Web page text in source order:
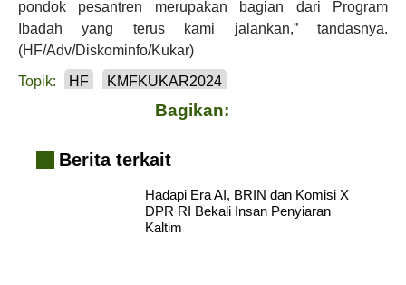
pondok pesantren merupakan bagian dari Program
Ibadah yang terus kami jalankan,” tandasnya.
(HF/Adv/Diskominfo/Kukar)
Topik: HF KMFKUKAR2024
Bagikan:
Berita terkait
Hadapi Era AI, BRIN dan Komisi X
DPR RI Bekali Insan Penyiaran
Kaltim